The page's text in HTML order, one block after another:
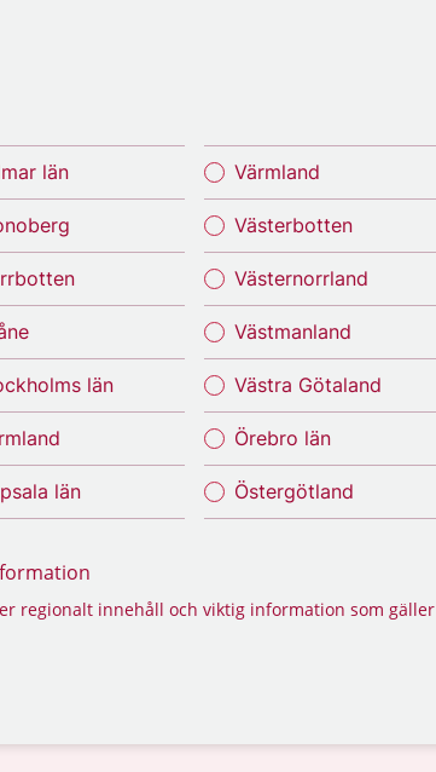
län
län
län
Värmland
Västerbotten
Västernorrland
Västmanland
Västra Götaland
Örebro län
Östergötland
regionalt innehåll och viktig information som gäller